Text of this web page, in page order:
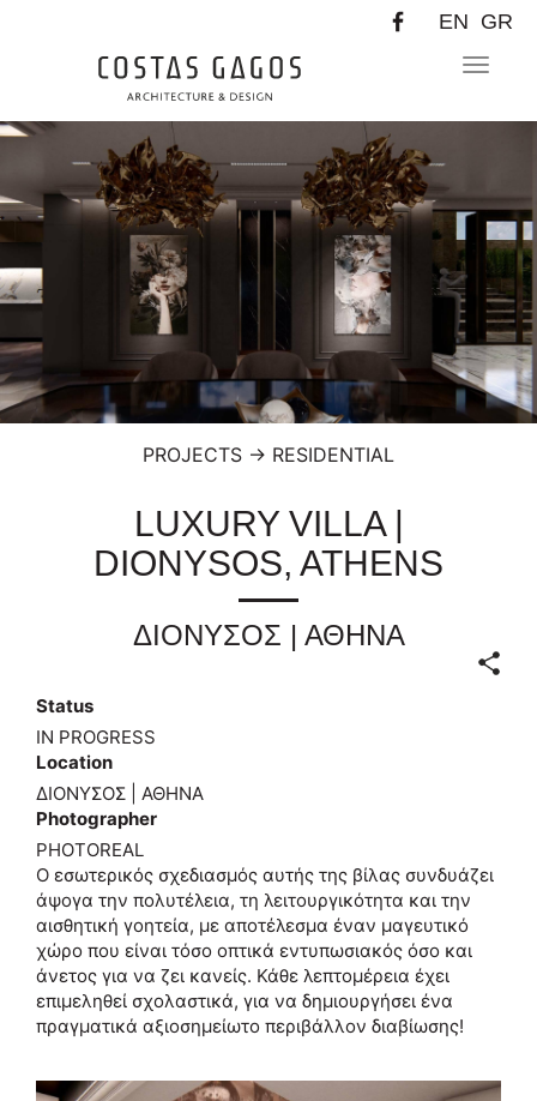
Toggle
EN GR
PROJECTS → RESIDENTIAL
LUXURY VILLA |
DIONYSOS, ATHENS
ΔΙΟΝΥΣΟΣ | ΑΘΗΝΑ
Status
IN PROGRESS
Location
ΔΙΟΝΥΣΟΣ | ΑΘΗΝΑ
Photographer
PHOTOREAL
Ο εσωτερικός σχεδιασμός αυτής της βίλας συνδυάζει
άψογα την πολυτέλεια, τη λειτουργικότητα και την
αισθητική γοητεία, με αποτέλεσμα έναν μαγευτικό
χώρο που είναι τόσο οπτικά εντυπωσιακός όσο και
άνετος για να ζει κανείς. Κάθε λεπτομέρεια έχει
επιμεληθεί σχολαστικά, για να δημιουργήσει ένα
πραγματικά αξιοσημείωτο περιβάλλον διαβίωσης!